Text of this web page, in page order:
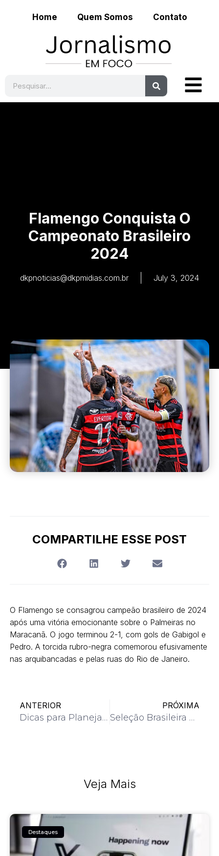
Home Quem Somos Contato
Flamengo Conquista O
Campeonato Brasileiro
2024
dkpnoticias@dkpmidias.com.br July 3, 2024
COMPARTILHE ESSE POST
O Flamengo se consagrou campeão brasileiro de 2024
após uma vitória emocionante sobre o Palmeiras no
Maracanã. O jogo terminou 2-1, com gols de Gabigol e
Pedro. A torcida rubro-negra comemorou efusivamente
nas arquibancadas e pelas ruas do Rio de Janeiro.
ANTERIOR
Dicas para Planejar uma Viagem de Férias Inesquecível
PRÓXIMA
Seleção Brasileira Feminina Brilha na Copa do Mundo
Veja Mais
Destaques